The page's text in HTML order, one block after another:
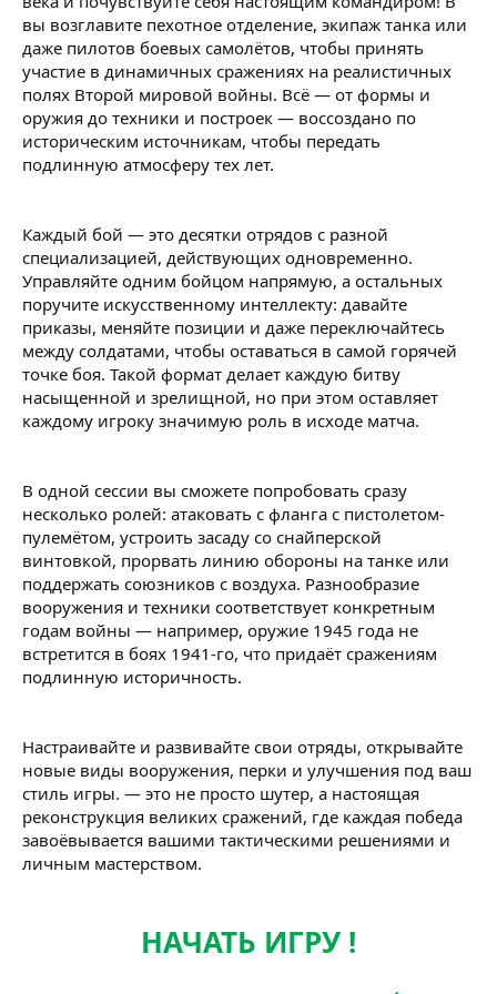
вы возглавите пехотное отделение, экипаж танка или
даже пилотов боевых самолётов, чтобы принять
участие в динамичных сражениях на реалистичных
полях Второй мировой войны. Всё — от формы и
оружия до техники и построек — воссоздано по
историческим источникам, чтобы передать
подлинную атмосферу тех лет.
Каждый бой — это десятки отрядов с разной
специализацией, действующих одновременно.
Управляйте одним бойцом напрямую, а остальных
поручите искусственному интеллекту: давайте
приказы, меняйте позиции и даже переключайтесь
между солдатами, чтобы оставаться в самой горячей
точке боя. Такой формат делает каждую битву
насыщенной и зрелищной, но при этом оставляет
каждому игроку значимую роль в исходе матча.
В одной сессии вы сможете попробовать сразу
несколько ролей: атаковать с фланга с пистолетом-
пулемётом, устроить засаду со снайперской
винтовкой, прорвать линию обороны на танке или
поддержать союзников с воздуха. Разнообразие
вооружения и техники соответствует конкретным
годам войны — например, оружие 1945 года не
встретится в боях 1941-го, что придаёт сражениям
подлинную историчность.
Настраивайте и развивайте свои отряды, открывайте
новые виды вооружения, перки и улучшения под ваш
стиль игры. — это не просто шутер, а настоящая
реконструкция великих сражений, где каждая победа
завоёвывается вашими тактическими решениями и
личным мастерством.
НАЧАТЬ ИГРУ !